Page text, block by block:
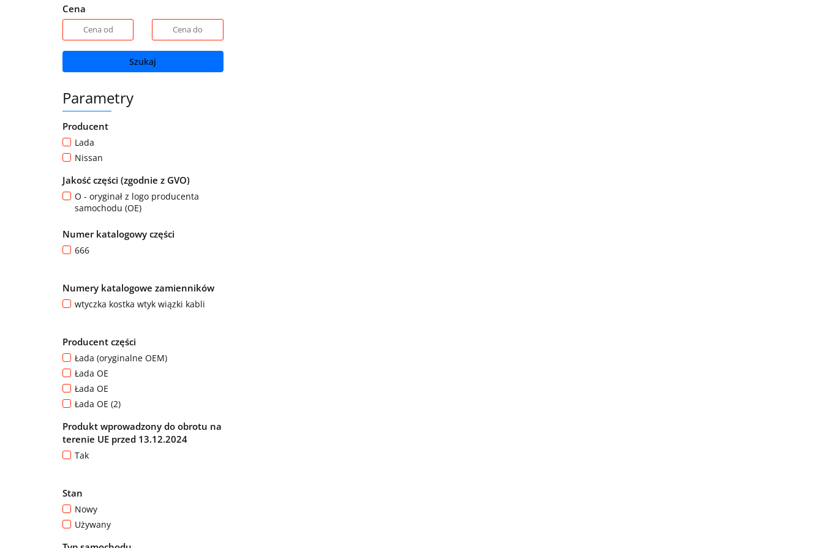
Cena
Szukaj
Parametry
Producent
Lada
Nissan
Jakość części (zgodnie z GVO)
O - oryginał z logo producenta
samochodu (OE)
Numer katalogowy części
666
Numery katalogowe zamienników
wtyczka kostka wtyk wiązki kabli
Producent części
Łada (oryginalne OEM)
Łada OE
Łada OE
Łada OE (2)
Produkt wprowadzony do obrotu na
terenie UE przed 13.12.2024
Tak
Stan
Nowy
Używany